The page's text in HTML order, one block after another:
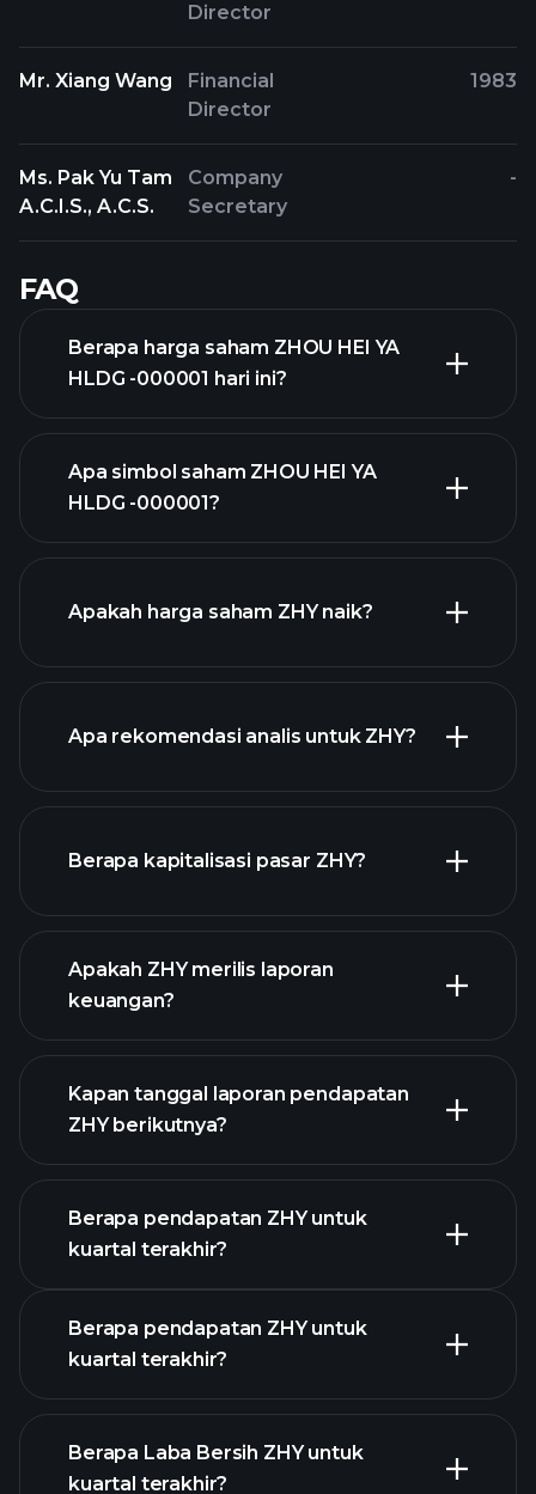
Director
Mr. Xiang Wang
Financial
Director
1983
Ms. Pak Yu Tam
A.C.I.S., A.C.S.
Company
Secretary
-
FAQ
Berapa harga saham ZHOU HEI YA
HLDG -000001 hari ini?
Apa simbol saham ZHOU HEI YA
HLDG -000001?
Apakah harga saham ZHY naik?
Apa rekomendasi analis untuk ZHY?
Berapa kapitalisasi pasar ZHY?
daftar saham kami
Apakah ZHY merilis laporan
keuangan?
keuangan ZHY
Kapan tanggal laporan pendapatan
ZHY berikutnya?
Berapa pendapatan ZHY untuk
kuartal terakhir?
Berapa pendapatan ZHY untuk
kuartal terakhir?
Berapa Laba Bersih ZHY untuk
kuartal terakhir?